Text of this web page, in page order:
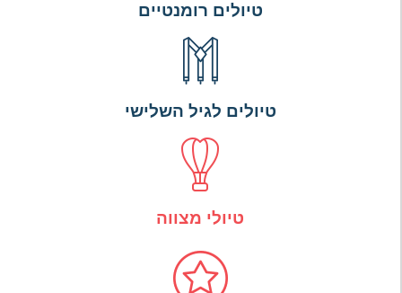
טיולים רומנטיים
טיולים לגיל השלישי
טיולי מצווה